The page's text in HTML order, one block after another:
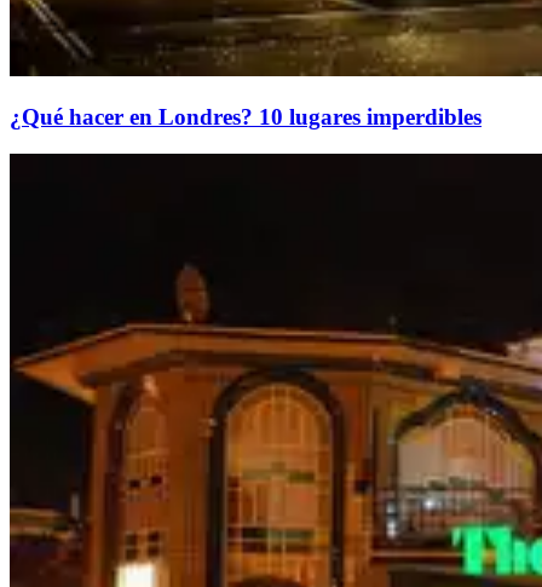
¿Qué hacer en Londres? 10 lugares imperdibles